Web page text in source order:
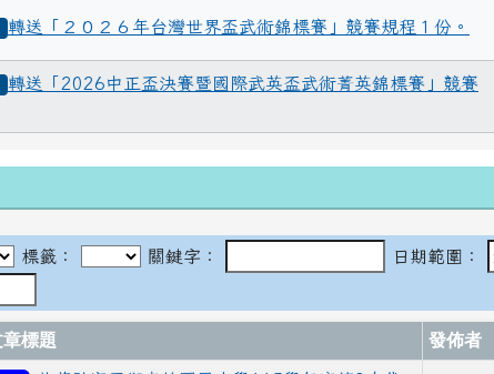
轉送「２０２６年台灣世界盃武術錦標賽」競賽規程１份。
轉送「2026中正盃決賽暨國際武英盃武術菁英錦標賽」競賽
標籤： 關鍵字： 日期範圍：
標題 發佈者